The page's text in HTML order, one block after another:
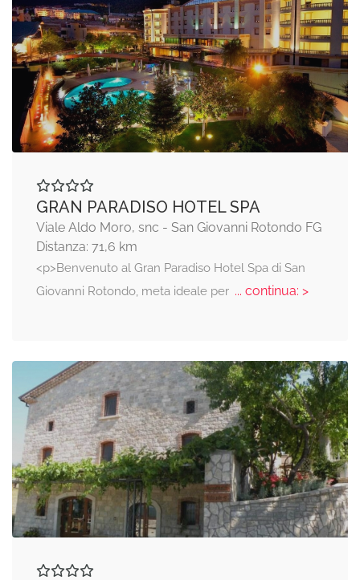
GRAN PARADISO HOTEL SPA
Viale Aldo Moro, snc - San Giovanni Rotondo FG
Distanza: 71,6 km
<p>Benvenuto al Gran Paradiso Hotel Spa di San
Giovanni Rotondo, meta ideale per... continua: >